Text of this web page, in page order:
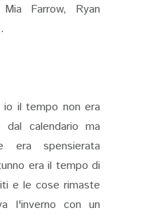
Farrow, Ryan
il tempo non era
dal calendario ma
era spensierata
era il tempo di
e le cose rimaste
l'inverno con un